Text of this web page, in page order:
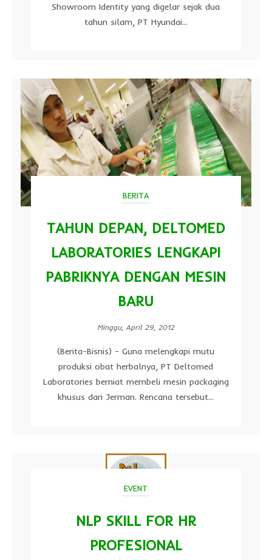
Showroom Identity yang digelar sejak dua
tahun silam, PT Hyundai...
BERITA
TAHUN DEPAN, DELTOMED
LABORATORIES LENGKAPI
PABRIKNYA DENGAN MESIN
BARU
Minggu, April 29, 2012
(Berita-Bisnis) - Guna melengkapi mutu
produksi obat herbalnya, PT Deltomed
Laboratories berniat membeli mesin packaging
khusus dari Jerman. Rencana tersebut...
EVENT
NLP SKILL FOR HR
PROFESIONAL